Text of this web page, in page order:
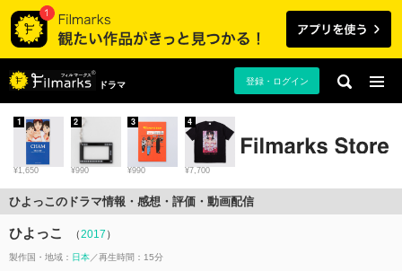
ドラマ 登録・ログイン
¥1,650
1
¥990
2
¥990
3
¥7,700
4
ひよっこのドラマ情報・感想・評価・動画配信
ひよっこ （2017 ）
製作国・地域： 日本 再生時間：15分